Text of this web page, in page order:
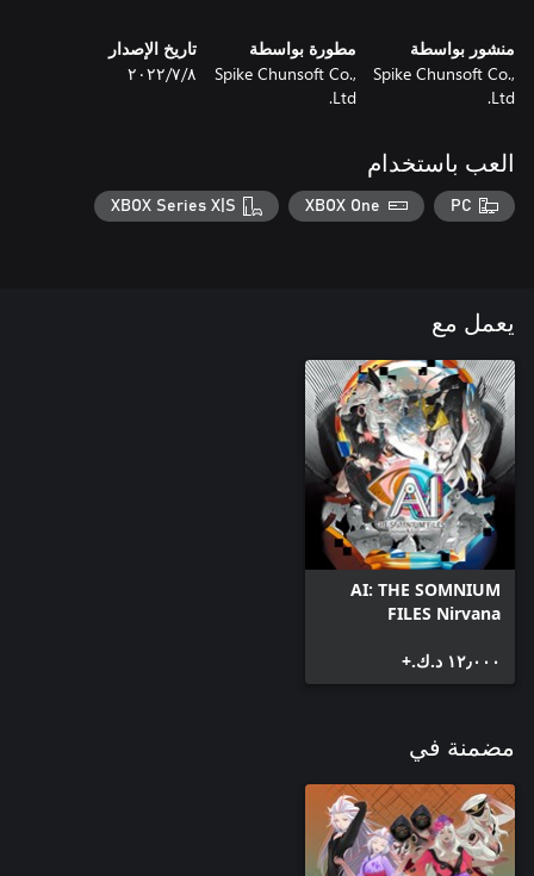
منشور بواسطة
Spike Chunsoft Co.,
Ltd.
مطورة بواسطة
Spike Chunsoft Co.,
Ltd.
تاريخ الإصدار
٨‏/٧‏/٢٠٢٢
العب باستخدام
PC
XBOX One
XBOX Series X|S
يعمل مع
AI: THE SOMNIUM
FILES Nirvana
١٢٫٠٠٠ د.ك.‏+
مضمنة في